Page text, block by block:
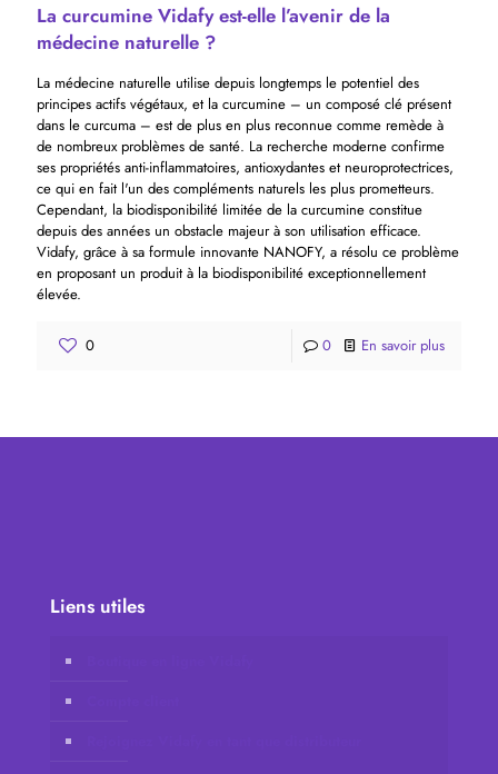
La curcumine Vidafy est-elle l’avenir de la
médecine naturelle ?
La médecine naturelle utilise depuis longtemps le potentiel des
principes actifs végétaux, et la curcumine – un composé clé présent
dans le curcuma – est de plus en plus reconnue comme remède à
de nombreux problèmes de santé. La recherche moderne confirme
ses propriétés anti-inflammatoires, antioxydantes et neuroprotectrices,
ce qui en fait l'un des compléments naturels les plus prometteurs.
Cependant, la biodisponibilité limitée de la curcumine constitue
depuis des années un obstacle majeur à son utilisation efficace.
Vidafy, grâce à sa formule innovante NANOFY, a résolu ce problème
en proposant un produit à la biodisponibilité exceptionnellement
élevée.
0 0 En savoir plus
Liens utiles